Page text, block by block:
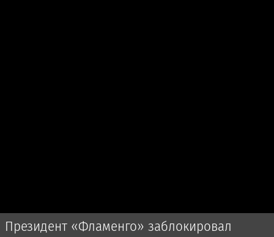
Президент «Фламенго» заблокировал